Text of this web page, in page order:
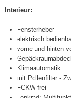
Interieur:
Fensterheber
elektrisch
vorne und hinten
Klimaautomatik
mit Pollenfilter -
FCKW-frei